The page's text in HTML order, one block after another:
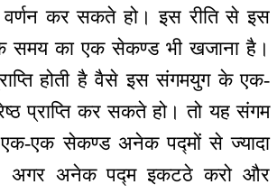
कर सकते हो। इस रीति से इस
समय का एक सेकण्ड भी खजाना है।
होती है वैसे इस संगमयुग के एक-
प्राप्ति कर सकते हो। तो यह संगम
एक सेकण्ड अनेक पद्मों से ज्यादा
अगर अनेक पद्म इकटठे करो और